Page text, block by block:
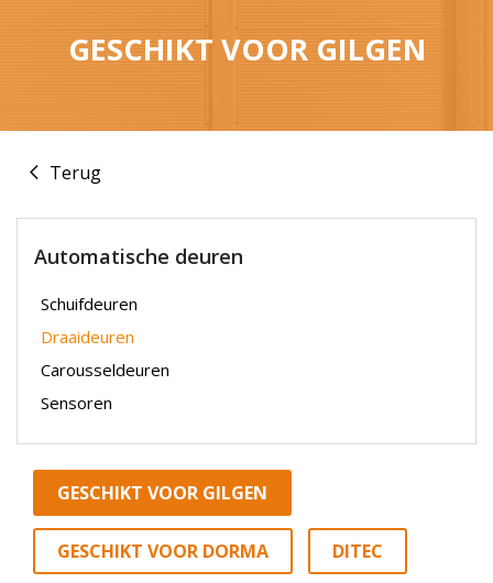
GESCHIKT VOOR GILGEN
Terug
Automatische deuren
Schuifdeuren
Draaideuren
Carousseldeuren
Sensoren
GESCHIKT VOOR GILGEN
GESCHIKT VOOR DORMA DITEC